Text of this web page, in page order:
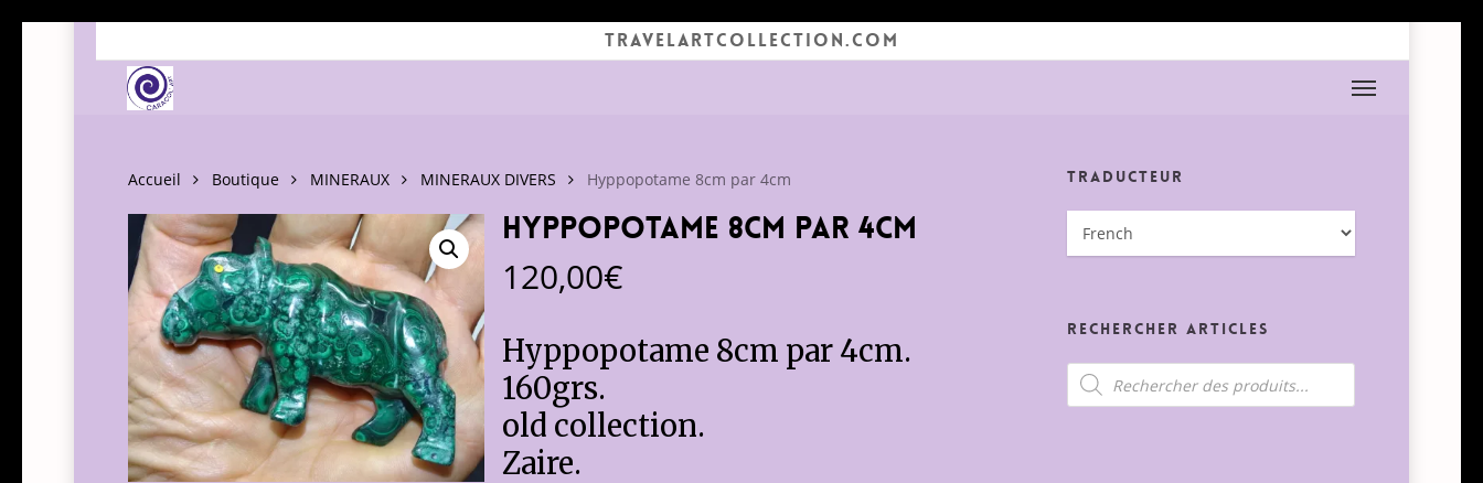
TRAVELARTCOLLECTION.COM
Menu
Accueil Boutique MINERAUX MINERAUX DIVERS Hyppopotame 8cm par 4cm
Hyppopotame 8cm par 4cm
120,00€
Hyppopotame 8cm par 4cm.
160grs.
old collection.
Zaire.
Traducteur
Rechercher Articles
Recherche
de
produits